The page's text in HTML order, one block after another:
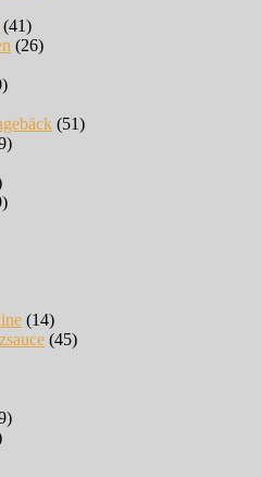
(41)
(26)
(51)
(14)
(45)